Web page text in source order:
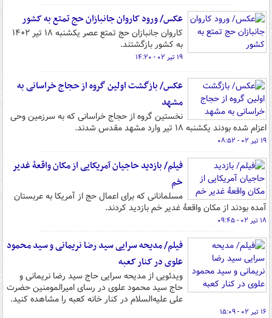
عکس/ ورود کاروان جانبازان حج تمتع به کشور
کاروان جانبازان حج تمتع عصر یکشنبه ۱۸ تیر ۱۴۰۲
به کشور بازگشتند.
۱۹ تیر ۰۲ - ۱۴:۲۰
عکس/ بازگشت اولین گروه از حجاج خراسانی به
مشهد
نخستین گروه از حجاج خراسانی که به سرزمین وحی
اعزام شده بودند یکشنبه ۱۸ تیر وارد مشهد مقدس شدند.
۱۹ تیر ۰۲ - ۰۸:۵۲
فیلم/ بازدید حاجیان آمریکایی از مکان واقعۀ غدیر
خم
مسلمانانی که برای اعمال حج از آمریکا به عربستان
آمده بودند از مکان واقعۀ غدیر خم بازدید کردند.
۱۸ تیر ۰۲ - ۰۹:۴۵
فیلم/ مدیحه سرایی سید رضا نریمانی و سید محمود
علوی در کنار کعبه
ویدئویی از مدیحه سرایی حاج سید رضا نریمانی و
حاج سید محمود علوی در رسای امیرالمومنین حضرت
علی علیه‌السلام در کنار خانه کعبه را مشاهده کنید.
۱۶ تیر ۰۲ - ۱۵:۰۹